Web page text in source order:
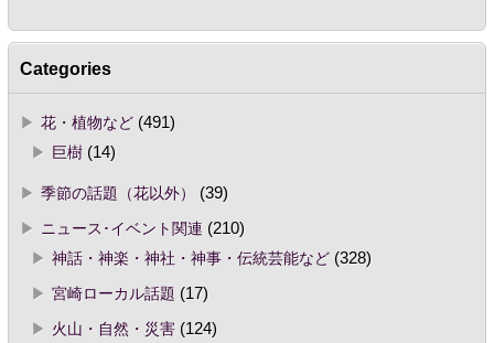
Categories
花・植物など(491)
巨樹(14)
季節の話題（花以外）
(39)
ニュース･イベント関連 (210)
神話・神楽・神社・神事・伝統芸能など(328)
宮崎ローカル話題 (17)
火山・自然・災害(124)